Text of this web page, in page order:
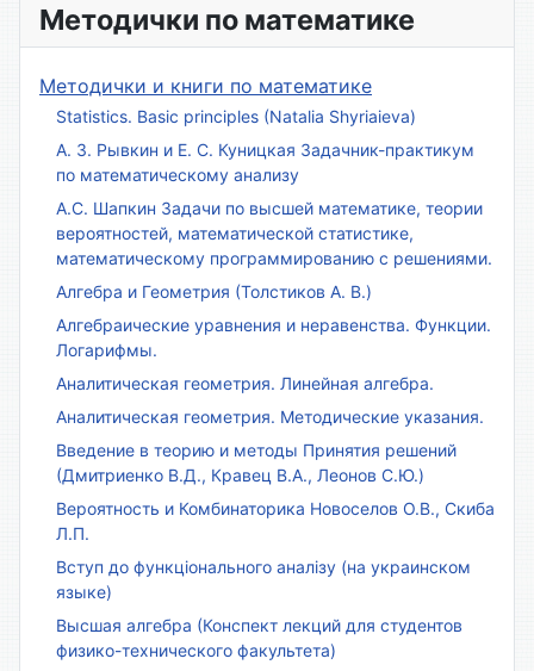
Методички по математике
Методички и книги по математике
Statistics. Basic principles (Natalia Shyriaieva)
А. З. Рывкин и Е. С. Куницкая Задачник-практикум
по математическому анализу
А.С. Шапкин Задачи по высшей математике, теории
вероятностей, математической статистике,
математическому программированию с решениями.
Алгебра и Геометрия (Толстиков А. В.)
Алгебраические уравнения и неравенства. Функции.
Логарифмы.
Аналитическая геометрия. Линейная алгебра.
Аналитическая геометрия. Методические указания.
Введение в теорию и методы Принятия решений
(Дмитриенко В.Д., Кравец В.А., Леонов С.Ю.)
Вероятность и Комбинаторика Новоселов О.В., Скиба
Л.П.
Вступ до функціонального аналізу (на украинском
языке)
Высшая алгебра (Конспект лекций для студентов
физико-технического факультета)